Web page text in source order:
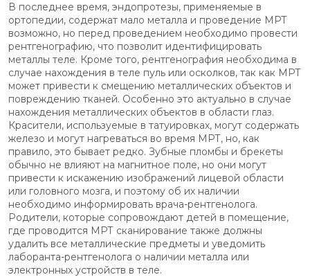
В последнее время, эндопротезы, применяемые в
ортопедии, содержат мало металла и проведение МРТ
возможно, но перед проведением необходимо провести
рентгенографию, что позволит идентифицировать
металлы теле. Кроме того, рентгенография необходима в
случае нахождения в теле пуль или осколков, так как МРТ
может привести к смещению металлических объектов и
повреждению тканей. Особенно это актуально в случае
нахождения металлических объектов в области глаз.
Красители, используемые в татуировках, могут содержать
железо и могут нагреваться во время МРТ, но, как
правило, это бывает редко. Зубные пломбы и брекеты
обычно не влияют на магнитное поле, но они могут
привести к искажению изображений лицевой области
или головного мозга, и поэтому об их наличии
необходимо информировать врача-рентгенолога.
Родители, которые сопровождают детей в помещение,
где проводится МРТ сканирование также должны
удалить все металлические предметы и уведомить
лаборанта-рентгенолога о наличии металла или
электронных устройств в теле.